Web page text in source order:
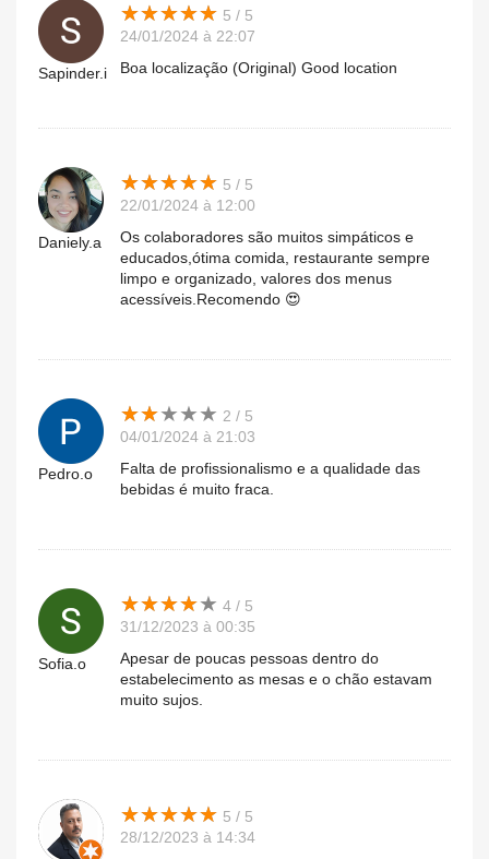
Sapinder.i
★★★★★
★★★★★ 5 / 5
24/01/2024 à 22:07
Boa localização (Original) Good location
Daniely.a
★★★★★
★★★★★ 5 / 5
22/01/2024 à 12:00
Os colaboradores são muitos simpáticos e
educados,ótima comida, restaurante sempre
limpo e organizado, valores dos menus
acessíveis.Recomendo 😍
Pedro.o
★★★★★
★★★★★ 2 / 5
04/01/2024 à 21:03
Falta de profissionalismo e a qualidade das
bebidas é muito fraca.
Sofia.o
★★★★★
★★★★★ 4 / 5
31/12/2023 à 00:35
Apesar de poucas pessoas dentro do
estabelecimento as mesas e o chão estavam
muito sujos.
★★★★★
★★★★★ 5 / 5
28/12/2023 à 14:34